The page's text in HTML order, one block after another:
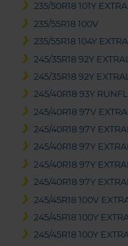
235/50R18 101Y
235/55R18 100V
235/55R18 104Y
245/35R18 92Y
245/35R18 92Y
245/40R18 93Y
245/40R18 97V
245/40R18 97Y
245/40R18 97Y
245/40R18 97Y
245/40R18 97Y
245/45R18 100V
245/45R18 100Y
245/45R18 100Y